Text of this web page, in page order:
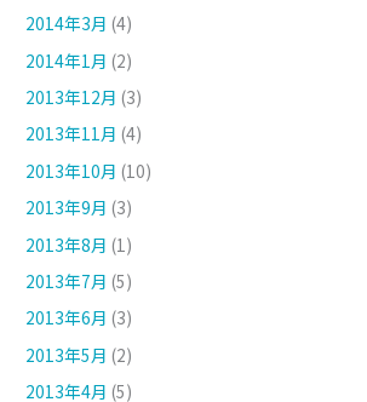
2014年3月 (4)
2014年1月 (2)
2013年12月 (3)
2013年11月 (4)
2013年10月 (10)
2013年9月 (3)
2013年8月 (1)
2013年7月 (5)
2013年6月 (3)
2013年5月 (2)
2013年4月 (5)